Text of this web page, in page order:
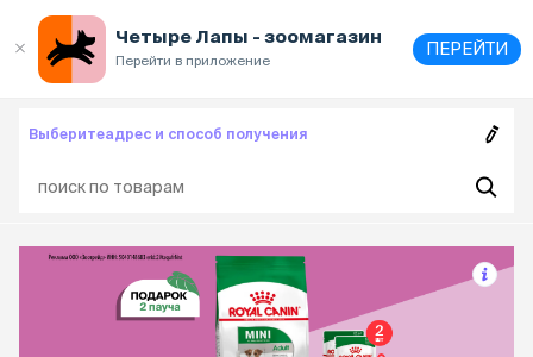
Четыре Лапы - зоомагазин
Перейти в приложение
ПЕРЕЙТИ
Выберитеадрес и способ получения